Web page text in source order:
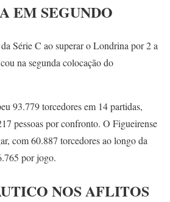
EM SEGUNDO
Série C ao superar o Londrina por 2 a
na segunda colocação do
93.779 torcedores em 14 partidas,
pessoas por confronto. O Figueirense
com 60.887 torcedores ao longo da
por jogo.
NOS AFLITOS